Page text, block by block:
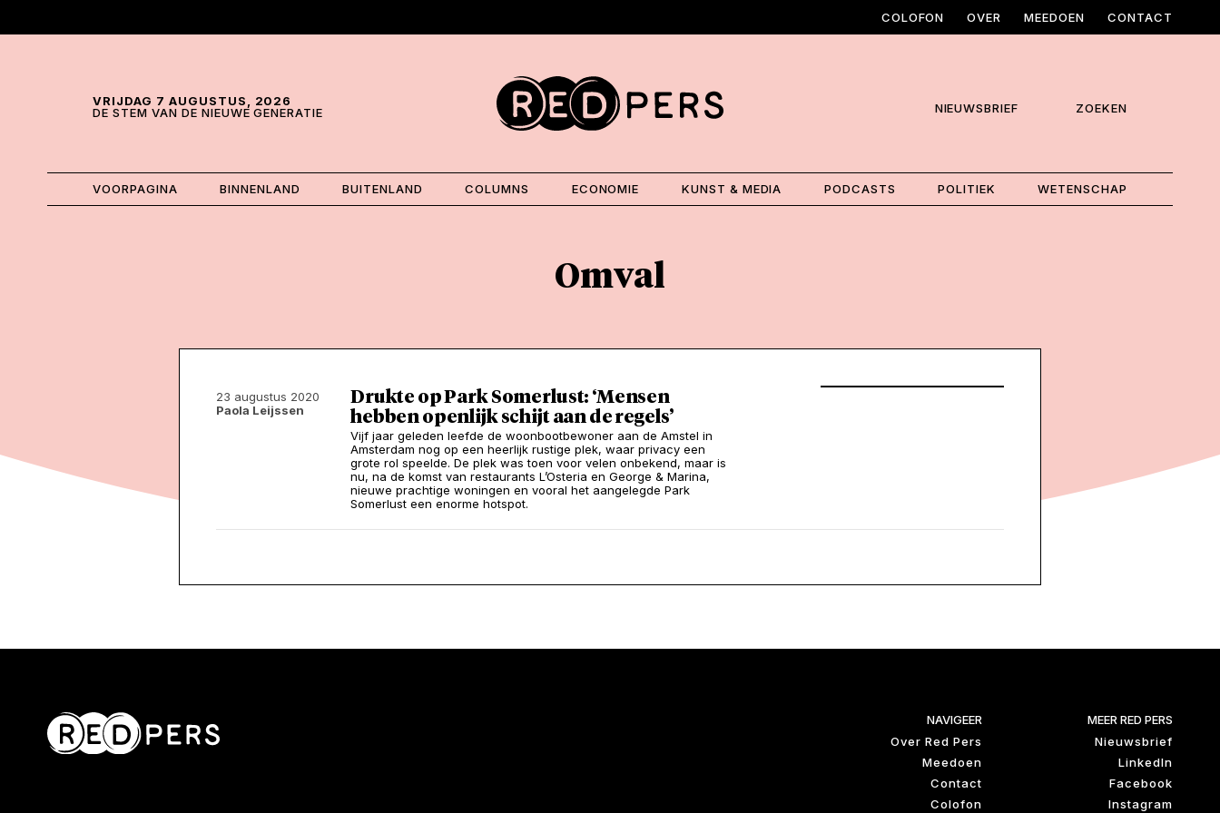
COLOFON OVER MEEDOEN CONTACT
VRIJDAG 7 AUGUSTUS, 2026
DE STEM VAN DE NIEUWE GENERATIE
NIEUWSBRIEF ZOEKEN
VOORPAGINA BINNENLAND BUITENLAND COLUMNS ECONOMIE KUNST & MEDIA PODCASTS POLITIEK WETENSCHAP
Omval
23 augustus 2020
Paola Leijssen
Drukte op Park Somerlust: ‘Mensen
hebben openlijk schijt aan de regels’
Vijf jaar geleden leefde de woonbootbewoner aan de Amstel in
Amsterdam nog op een heerlijk rustige plek, waar privacy een
grote rol speelde. De plek was toen voor velen onbekend, maar is
nu, na de komst van restaurants L’Osteria en George & Marina,
nieuwe prachtige woningen en vooral het aangelegde Park
Somerlust een enorme hotspot.
NAVIGEER
Over Red Pers
Meedoen
Contact
Colofon
MEER RED PERS
Nieuwsbrief
LinkedIn
Facebook
Instagram